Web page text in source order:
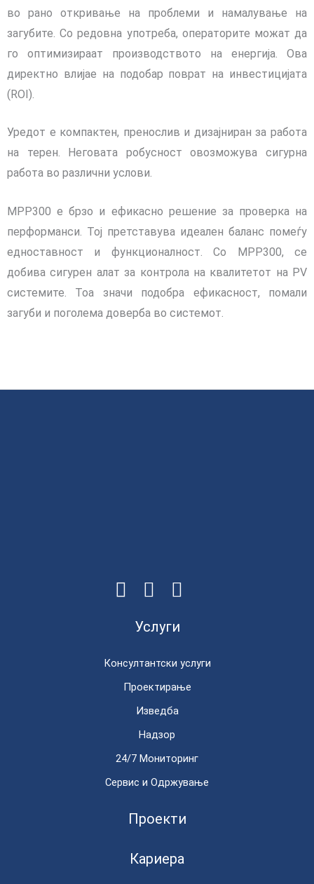
во рано откривање на проблеми и намалување на
загубите. Со редовна употреба, операторите можат да
го оптимизираат производството на енергија.
Ова
директно влијае на подобар поврат на инвестицијата
(ROI).
Уредот е компактен, пренослив и дизајниран за работа
на терен.
Неговата робусност овозможува сигурна
работа во различни услови.
MPP300 е брзо и ефикасно решение за проверка на
перформанси. Тој претставува идеален баланс помеѓу
едноставност и функционалност.
Со MPP300,се
добива сигурен алат за контрола на квалитетот на PV
системите.
Тоа значи подобра ефикасност, помали
загуби и поголема доверба во системот.
Услуги
Консултантски услуги
Проектирање
Изведба
Надзор
24/7 Мониторинг
Сервис и Одржување
Проекти
Кариера